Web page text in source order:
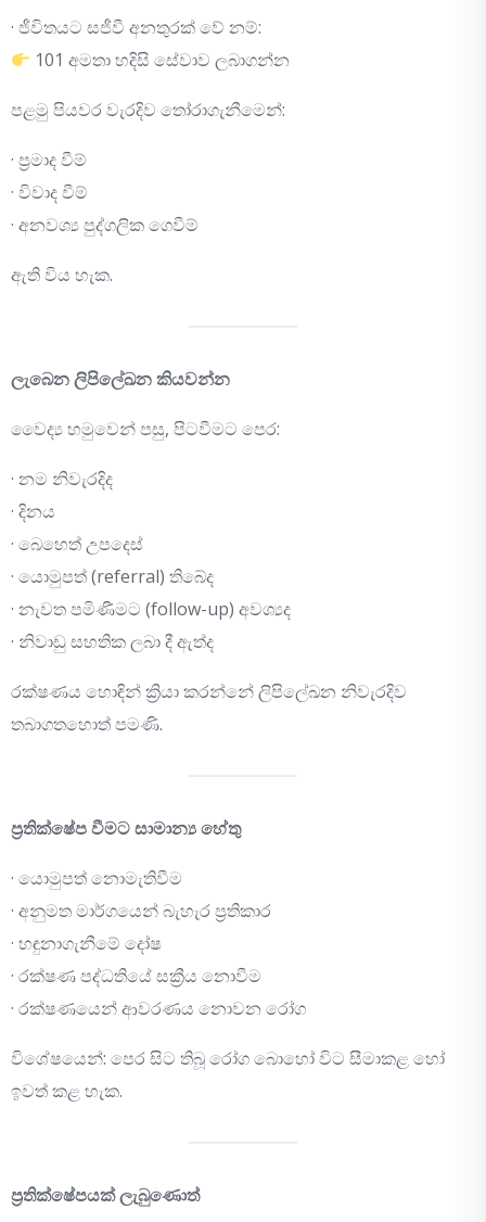
· ජීවිතයට සජීවී අනතුරක් වේ නම්:
101 අමතා හදිසි සේවාව ලබාගන්න
පළමු පියවර වැරදිව තෝරාගැනීමෙන්:
· ප්‍රමාද වීම්
· විවාද වීම්
· අනවශ්‍ය පුද්ගලික ගෙවීම්
ඇති විය හැක.
ලැබෙන ලිපිලේඛන කියවන්න
වෛද්‍ය හමුවෙන් පසු, පිටවීමට පෙර:
· නම නිවැරදිද
· දිනය
· බෙහෙත් උපදෙස්
· යොමුපත් (referral) තිබේද
· නැවත පමිණීමට (follow-up) අවශ්‍යද
· නිවාඩු සහතික ලබා දී ඇත්ද
රක්ෂණය හොඳින් ක්‍රියා කරන්නේ ලිපිලේඛන නිවැරදිව
තබාගතහොත් පමණි.
ප්‍රතික්ෂේප වීමට සාමාන්‍ය හේතු
· යොමුපත් නොමැතිවීම
· අනුමත මාර්ගයෙන් බැහැර ප්‍රතිකාර
· හඳුනාගැනීමේ දෝෂ
· රක්ෂණ පද්ධතියේ සක්‍රීය නොවීම
· රක්ෂණයෙන් ආවරණය නොවන රෝග
විශේෂයෙන්: පෙර සිට තිබූ රෝග බොහෝ විට සීමාකළ හෝ
ඉවත් කළ හැක.
ප්‍රතික්ෂේපයක් ලැබුණොත්